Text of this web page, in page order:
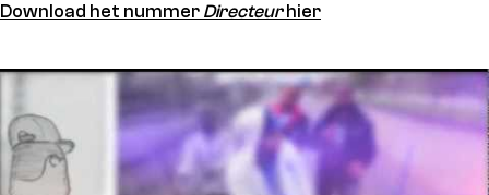
Download het nummer Directeurhier